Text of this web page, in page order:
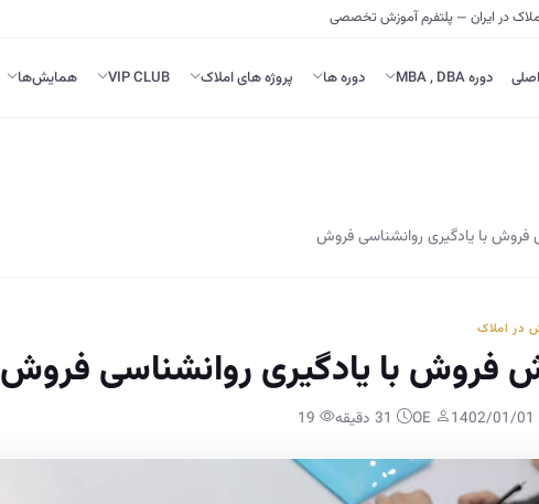
در ایران — پلتفرم آموزش تخصصی
دوره MBA , DBA دوره ها پروژه های املاک VIP CLUB همایش‌ها
فروش با یادگیری روانشناسی فروش
در املاک
فروش با یادگیری روانشناسی فروش